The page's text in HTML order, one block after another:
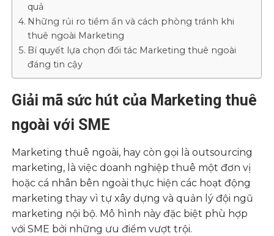
quả
Những rủi ro tiềm ẩn và cách phòng tránh khi
thuê ngoài Marketing
Bí quyết lựa chọn đối tác Marketing thuê ngoài
đáng tin cậy
Giải mã sức hút của Marketing thuê
ngoài với SME
Marketing thuê ngoài, hay còn gọi là outsourcing
marketing, là việc doanh nghiệp thuê một đơn vị
hoặc cá nhân bên ngoài thực hiện các hoạt động
marketing thay vì tự xây dựng và quản lý đội ngũ
marketing nội bộ. Mô hình này đặc biệt phù hợp
với SME bởi những ưu điểm vượt trội.